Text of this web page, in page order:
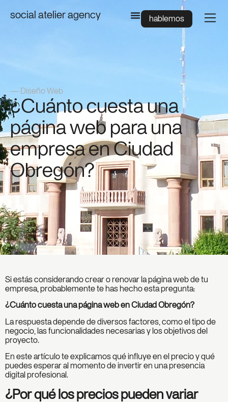
social atelier agency hablemos
— Diseño Web
¿Cuánto cuesta una
página web para una
empresa en Ciudad
Obregón?
Si estás considerando crear o renovar la página web de tu
empresa, probablemente te has hecho esta pregunta:
¿Cuánto cuesta una página web en Ciudad Obregón?
La respuesta depende de diversos factores, como el tipo de
negocio, las funcionalidades necesarias y los objetivos del
proyecto.
En este artículo te explicamos qué influye en el precio y qué
puedes esperar al momento de invertir en una presencia
digital profesional.
¿Por qué los precios pueden variar